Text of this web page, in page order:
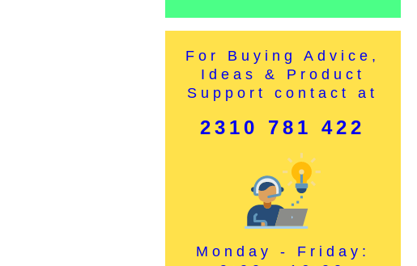
For Buying Advice,
Ideas & Product
Support contact at
2310 781 422
Monday - Friday: